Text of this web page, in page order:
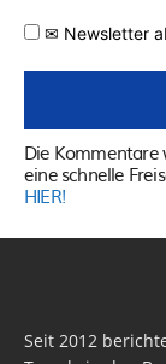
✉ Newsletter
Die Kommentare
eine schnelle
HIER!
Seit 2012